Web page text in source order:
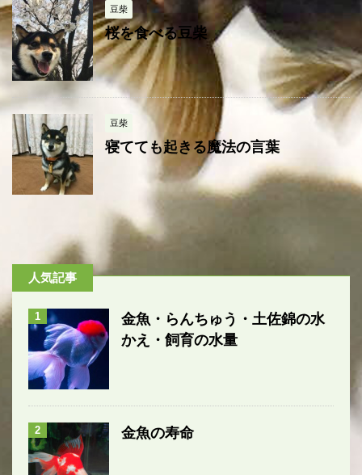
豆柴
桜を食べる豆柴
豆柴
寝てても起きる魔法の言葉
人気記事
1
金魚・らんちゅう・土佐錦の水
かえ・飼育の水量
2 金魚の寿命